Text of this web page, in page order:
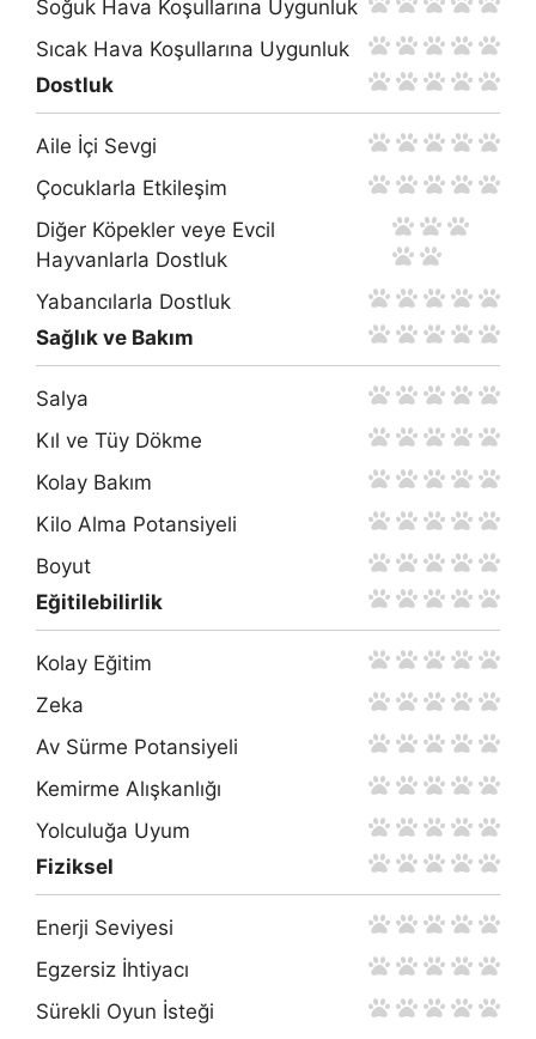
Soğuk Hava Koşullarına Uygunluk
Sıcak Hava Koşullarına Uygunluk
Dostluk
Aile İçi Sevgi
Çocuklarla Etkileşim
Diğer Köpekler veye Evcil
Hayvanlarla Dostluk
Yabancılarla Dostluk
Sağlık ve Bakım
Salya
Kıl ve Tüy Dökme
Kolay Bakım
Kilo Alma Potansiyeli
Boyut
Eğitilebilirlik
Kolay Eğitim
Zeka
Av Sürme Potansiyeli
Kemirme Alışkanlığı
Yolculuğa Uyum
Fiziksel
Enerji Seviyesi
Egzersiz İhtiyacı
Sürekli Oyun İsteği